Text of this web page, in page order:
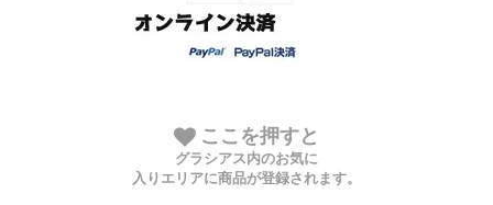
ここを押すと
グラシアス内のお気に
入りエリアに商品が登録されます。